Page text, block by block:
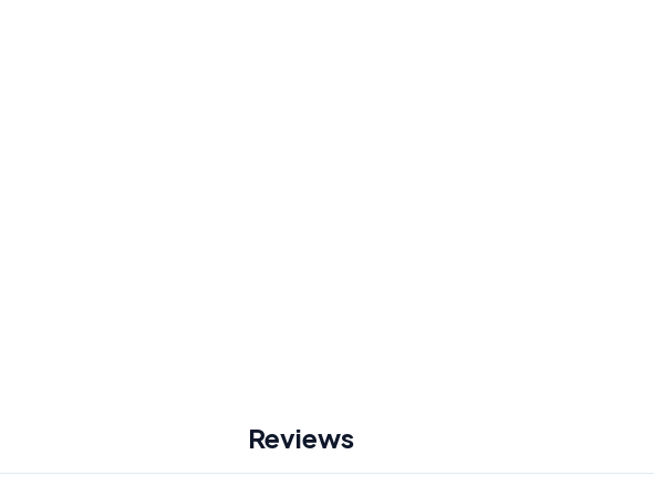
Reviews